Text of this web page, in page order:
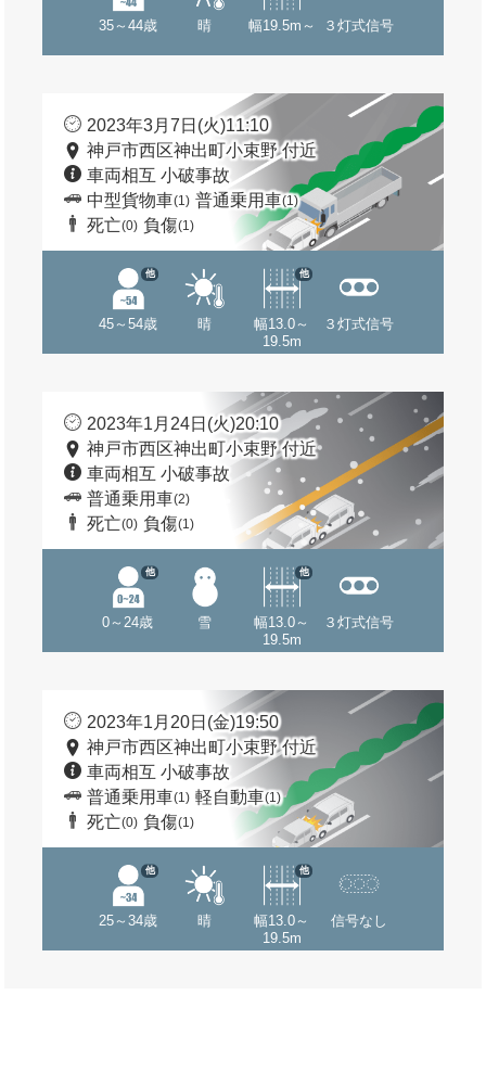
35～44歳 晴 幅19.5m～ ３灯式信号
2023年3月7日(火)11:10
神戸市西区神出町小束野 付近
車両相互 小破事故
中型貨物車(1) 普通乗用車(1)
死亡(0) 負傷(1)
45～54歳
他
晴
幅13.0～
19.5m
他
３灯式信号
2023年1月24日(火)20:10
神戸市西区神出町小束野 付近
車両相互 小破事故
普通乗用車(2)
死亡(0) 負傷(1)
0～24歳
他
雪
幅13.0～
19.5m
他
３灯式信号
2023年1月20日(金)19:50
神戸市西区神出町小束野 付近
車両相互 小破事故
普通乗用車(1) 軽自動車(1)
死亡(0) 負傷(1)
25～34歳
他
晴
幅13.0～
19.5m
他
信号なし